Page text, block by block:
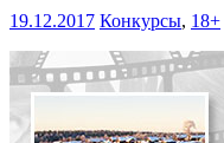
19.12.2017 Конкурсы, 18+